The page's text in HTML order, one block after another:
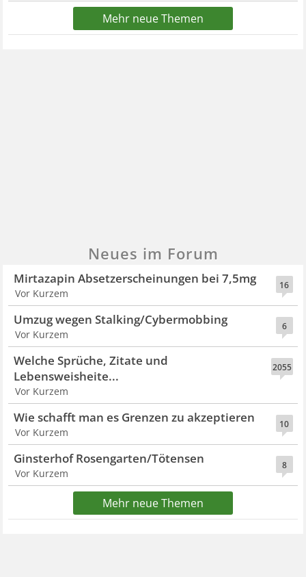
Mehr neue Themen
Neues im Forum
16
Mirtazapin Absetzerscheinungen bei 7,5mg
Vor Kurzem
6
Umzug wegen Stalking/Cybermobbing
Vor Kurzem
2055
Welche Sprüche, Zitate und
Lebensweisheite...
Vor Kurzem
10
Wie schafft man es Grenzen zu akzeptieren
Vor Kurzem
8
Ginsterhof Rosengarten/Tötensen
Vor Kurzem
Mehr neue Themen